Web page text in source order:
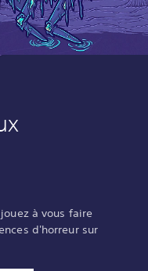
à vous faire
d'horreur sur